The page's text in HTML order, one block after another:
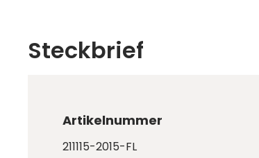
Steckbrief
Artikelnummer
211115-2015-FL